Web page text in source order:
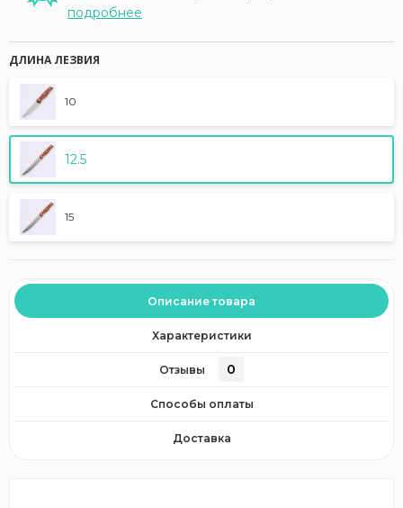
подробнее
ДЛИНА ЛЕЗВИЯ
10
12.5
15
Описание товара
Характеристики
Отзывы 0
Способы оплаты
Доставка